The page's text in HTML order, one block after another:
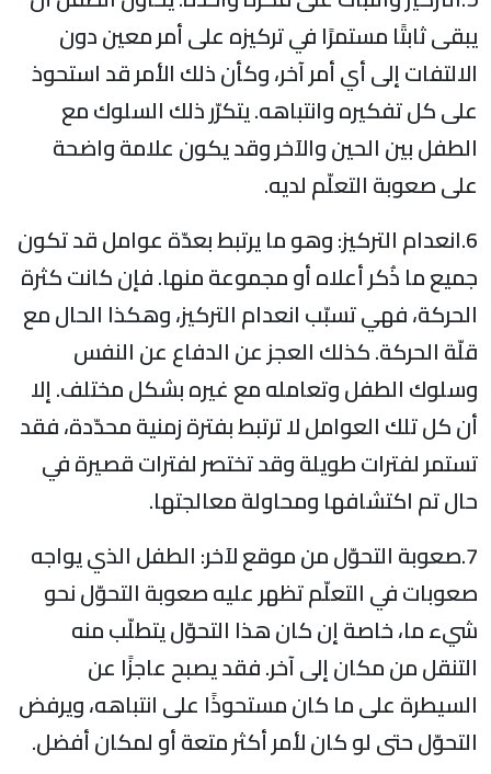
يبقى ثابتًا مستمرًا في تركيزه على أمر معين دون
الالتفات إلى أي أمر آخر، وكأن ذلك الأمر قد استحوذ
على كل تفكيره وانتباهه. يتكرّر ذلك السلوك مع
الطفل بين الحين والآخر وقد يكون علامة واضحة
على صعوبة التعلّم لديه.
6.انعدام التركيز: وهو ما يرتبط بعدّة عوامل قد تكون
جميع ما ذُكر أعلاه أو مجموعة منها. فإن كانت كثرة
الحركة، فهي تسبّب انعدام التركيز، وهكذا الحال مع
قلّة الحركة. كذلك العجز عن الدفاع عن النفس
وسلوك الطفل وتعامله مع غيره بشكل مختلف. إلا
أن كل تلك العوامل لا ترتبط بفترة زمنية محدّدة، فقد
تستمر لفترات طويلة وقد تختصر لفترات قصيرة في
حال تم اكتشافها ومحاولة معالجتها.
7.صعوبة التحوّل من موقع لآخر: الطفل الذي يواجه
صعوبات في التعلّم تظهر عليه صعوبة التحوّل نحو
شيء ما، خاصة إن كان هذا التحوّل يتطلّب منه
التنقل من مكان إلى آخر. فقد يصبح عاجزًا عن
السيطرة على ما كان مستحوذًا على انتباهه، ويرفض
التحوّل حتى لو كان لأمر أكثر متعة أو لمكان أفضل.